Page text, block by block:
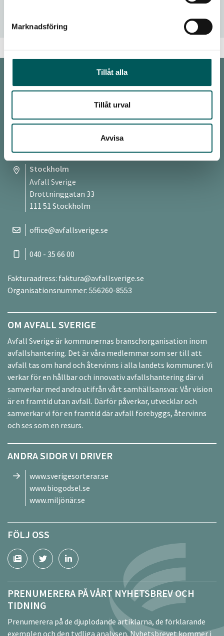
Marknadsföring
Tillåt alla
Tillåt urval
Avvisa
KONTAKT
Avfall Sverige
Stockholm
Avfall Sverige
Drottninggatan 33
111 51 Stockholm
office@avfallsverige.se
040 - 35 66 00
Fakturaadress: faktura@avfallsverige.se
Organisationsnummer: 556260-8553
OM AVFALL SVERIGE
Avfall Sverige är kommunernas branschorganisation inom
avfallshantering. Det är våra medlemmar som ser till att
avfall tas om hand och återvinns i alla landets kommuner. Vi
verkar för en hållbar och innovativ avfallshantering där vi
samverkar med andra utifrån vårt samhällsansvar. Vår vision
är en framtid utan avfall. Därför påverkar, utvecklar och
samverkar vi för en framtid där avfall förebyggs, återvinns
och ses som en resurs.
ANDRA SIDOR VI DRIVER
www.sverigesorterar.se
www.biogodsel.se
www.miljönär.se
FÖLJ OSS
PRENUMERERA PÅ VÅRT NYHETSBREV OCH
TIDNING
Prenumerera på de djuplodande artiklarna, de förklarande
exemplen och den tydliga analysen. Nyhetsbrevet kommer i